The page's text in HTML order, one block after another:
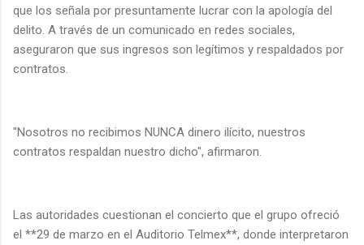
que los señala por presuntamente lucrar con la apología del
delito. A través de un comunicado en redes sociales,
aseguraron que sus ingresos son legítimos y respaldados por
contratos.
"Nosotros no recibimos NUNCA dinero ilícito, nuestros
contratos respaldan nuestro dicho", afirmaron.
Las autoridades cuestionan el concierto que el grupo ofreció
el **29 de marzo en el Auditorio Telmex**, donde interpretaron